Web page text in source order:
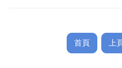
首頁 上